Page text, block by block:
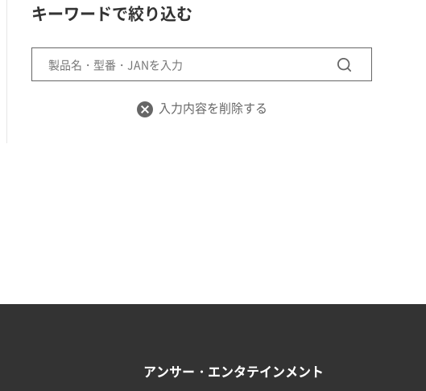
キーワードで絞り込む
cancel 入力内容を削除する
アンサー・エンタテインメント